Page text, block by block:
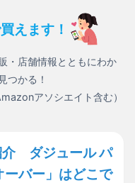
えます！
・店舗情報とともにわか
つかる！
アソシエイト含む）
介 ダジュール パ
ーバー」はどこで